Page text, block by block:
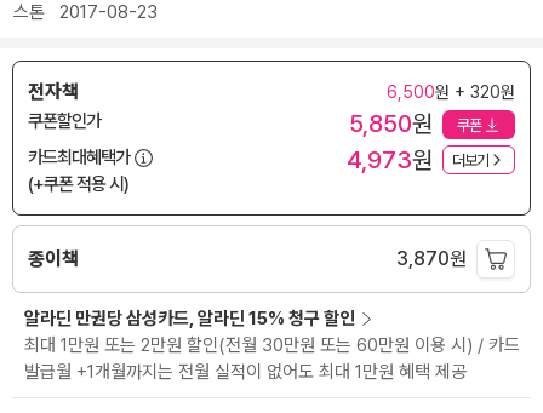
스톤 2017-08-23
전자책 6,500원 + 320원
쿠폰할인가 5,850원 쿠폰
카드최대혜택가
(+쿠폰 적용 시)
4,973원 더보기
종이책 3,870원
알라딘 만권당 삼성카드, 알라딘 15% 청구 할인
최대 1만원 또는 2만원 할인(전월 30만원 또는 60만원 이용 시) / 카드
발급월 +1개월까지는 전월 실적이 없어도 최대 1만원 혜택 제공